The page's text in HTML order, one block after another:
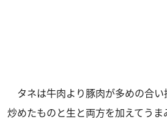
タネは牛肉より豚肉が多めの合い
炒めたものと生と両方を加えてう